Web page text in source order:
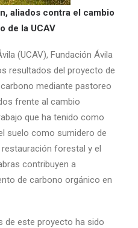
aliados contra el cambio
de la UCAV
(UCAV), Fundación Ávila
resultados del proyecto de
mediante pastoreo
frente al cambio
que ha tenido como
suelo como sumidero de
forestal y el
contribuyen a
de carbono orgánico en
de este proyecto ha sido